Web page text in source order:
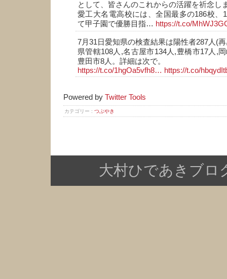
として、皆さんのこれからの活躍を祈念し
愛工大名電高校には、全国最多の186校、
て甲子園で優勝目指… https://t.co/
7月31日愛知県の検査結果は陽性者287人(
県管轄108人,名古屋市134人,豊橋市17人,
豊田市8人。詳細は次で。
https://t.co/1hgOa5vfh8… https://t.co/
Powered by Twitter Tools
カテゴリー : つぶやき
大村ひであきブロ